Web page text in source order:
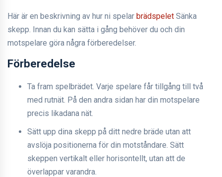
Här är en beskrivning av hur ni spelar brädspelet Sänka
skepp. Innan du kan sätta i gång behöver du och din
motspelare göra några förberedelser.
Förberedelse
Ta fram spelbrädet. Varje spelare får tillgång till två
med rutnät. På den andra sidan har din motspelare
precis likadana nät.
Sätt upp dina skepp på ditt nedre bräde utan att
avslöja positionerna för din motståndare. Sätt
skeppen vertikalt eller horisontellt, utan att de
överlappar varandra.